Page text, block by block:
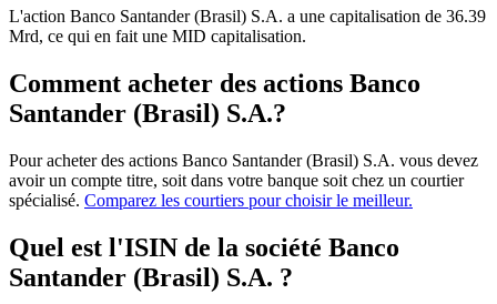
L'action Banco Santander (Brasil) S.A. a une capitalisation de 36.39
Mrd, ce qui en fait une MID capitalisation.
Comment acheter des actions Banco
Santander (Brasil) S.A.?
Pour acheter des actions Banco Santander (Brasil) S.A. vous devez
avoir un compte titre, soit dans votre banque soit chez un courtier
spécialisé. Comparez les courtiers pour choisir le meilleur.
Quel est l'ISIN de la société Banco
Santander (Brasil) S.A. ?